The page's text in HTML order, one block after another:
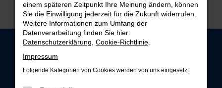
einem späteren Zeitpunkt Ihre Meinung ändern, können
Sie die Einwilligung jederzeit für die Zukunft widerrufen.
Weitere Informationen zum Umfang der
Datenverarbeitung finden Sie hier:
Datenschutzerklärung Cookie-Richtlinie
Impressum
Folgende Kategorien von Cookies werden von uns eingesetzt: